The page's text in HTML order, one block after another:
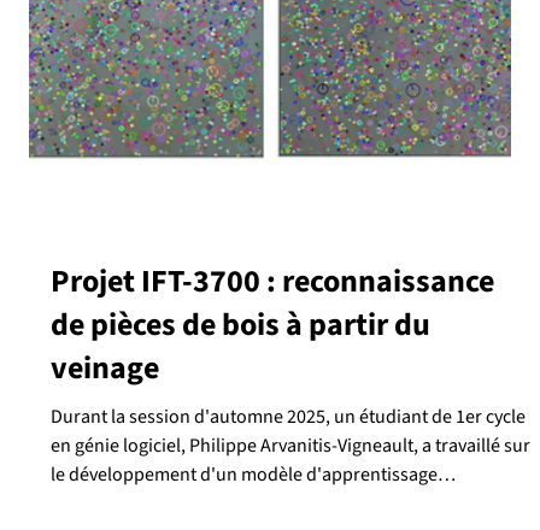
Projet IFT-3700 : un agent
conversationnel pour la conception
de micro-roulottes
Ce cours donne offert au département d'informatique et
roulotte Samuel Bélanger, étudiant en génie logiciel, a
intégré un agent conversationnel dans le configurateur de
micro-roulottes du Lab-Usine. Ce dernier permet d'assister
les clients dans leur processus de conception. Plutôt que
d'utiliser la barre d'outils ou